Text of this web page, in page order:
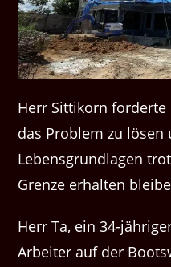
Herr Sittikorn forderte
das Problem zu
Lebensgrundlagen
Grenze erhalten
Herr Ta, ein 34-
Arbeiter auf der